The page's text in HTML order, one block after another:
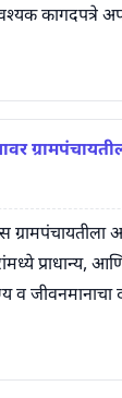
कागदपत्रे
ग्रामपंचायतीला
प्राधान्य,
व जीवनमानाचा